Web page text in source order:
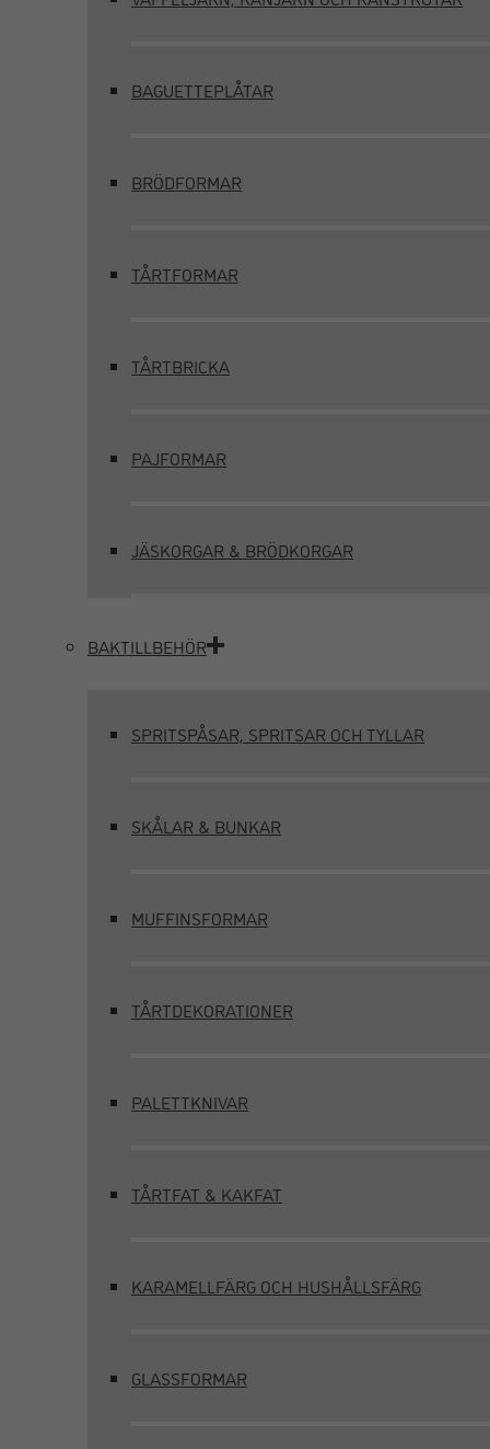
BAGUETTEPLÅTAR
BRÖDFORMAR
TÅRTFORMAR
TÅRTBRICKA
PAJFORMAR
JÄSKORGAR & BRÖDKORGAR
BAKTILLBEHÖR
SPRITSPÅSAR, SPRITSAR OCH TYLLAR
SKÅLAR & BUNKAR
MUFFINSFORMAR
TÅRTDEKORATIONER
PALETTKNIVAR
TÅRTFAT & KAKFAT
KARAMELLFÄRG OCH HUSHÅLLSFÄRG
GLASSFORMAR